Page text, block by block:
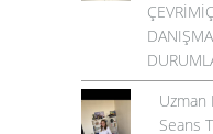
Uzman
Seans